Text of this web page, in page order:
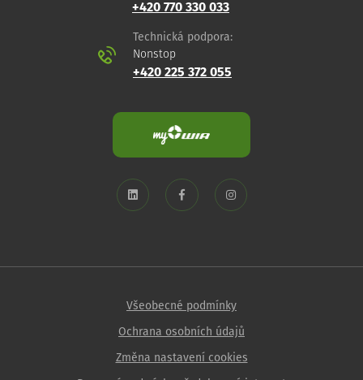
+420 770 330 033
Technická podpora:
Nonstop
+420 225 372 055
Všeobecné podmínky
Ochrana osobních údajů
Změna nastavení cookies